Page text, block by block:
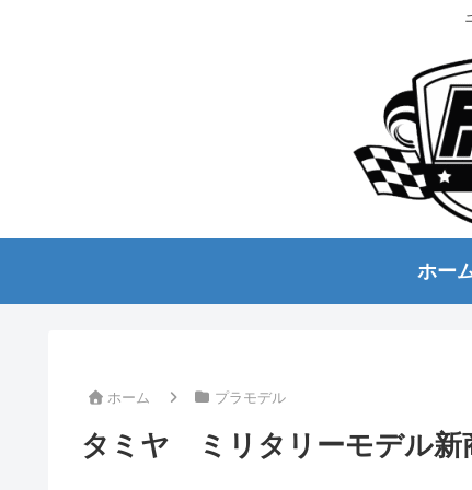
ホー
ホーム プラモデル
タミヤ ミリタリーモデル新